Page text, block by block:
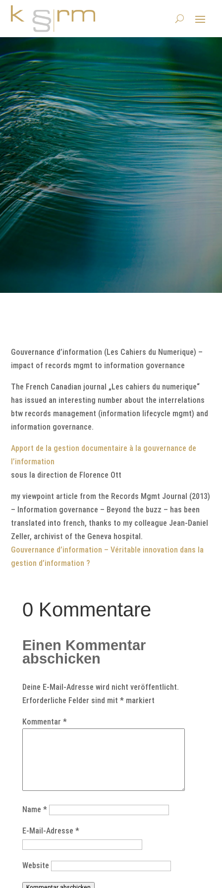
Neue Publikation: Lifecycle
Mgmt und Verhältnis zu
Information Governance
(french)
24.7.2015|Datenstrategie & Information Governance|0
Kommentare
Gouvernance d’information (Les Cahiers du Numerique) –
impact of records mgmt to information governance
The French Canadian journal „Les cahiers du numerique“
has issued an interesting number about the interrelations
btw records management (information lifecycle mgmt) and
information governance.
Apport de la gestion documentaire à la gouvernance de
l’information
sous la direction de Florence Ott
my viewpoint article from the Records Mgmt Journal (2013)
– Information governance – Beyond the buzz – has been
translated into french, thanks to my colleague Jean-Daniel
Zeller, archivist of the Geneva hospital.
Gouvernance d’information – Véritable innovation dans la
gestion d’information ?
0 Kommentare
Einen Kommentar
abschicken
Deine E-Mail-Adresse wird nicht veröffentlicht.
Erforderliche Felder sind mit *markiert
Kommentar *
Name *
E-Mail-Adresse *
Website